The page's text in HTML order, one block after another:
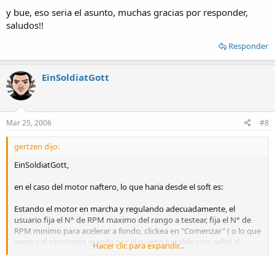
y bue, eso seria el asunto, muchas gracias por responder,
saludos!!
Responder
EinSoldiatGott
Mar 25, 2006 #8
gertzen dijo:
EinSoldiatGott,
en el caso del motor naftero, lo que haria desde el soft es:
Estando el motor en marcha y regulando adecuadamente, el
usuario fija el N° de RPM maximo del rango a testear, fija el N° de
RPM minimo para acelerar a fondo, clickea en "Comenzar" ( o lo que
seea) y el programa manda por el puerto paralelo una señal al
acelerador del motor en 2 fases.
Hacer clic para expandir...